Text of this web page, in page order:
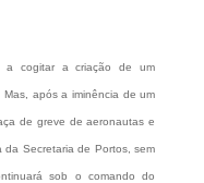
a cogitar a criação de um
após a iminência de um
de greve de aeronautas e
da Secretaria de Portos, sem
sob o comando do